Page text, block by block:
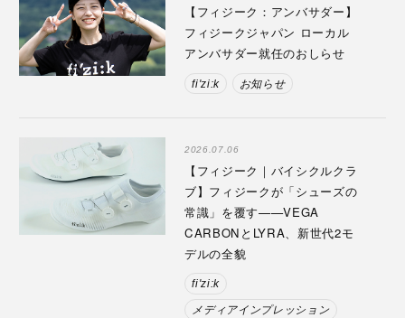
【フィジーク：アンバサダー】
フィジークジャパン ローカル
アンバサダー就任のおしらせ
fi'zi:k お知らせ
2026.07.06
【フィジーク｜バイシクルクラ
ブ】フィジークが「シューズの
常識」を覆す——VEGA
CARBONとLYRA、新世代2モ
デルの全貌
fi'zi:k
メディアインプレッション